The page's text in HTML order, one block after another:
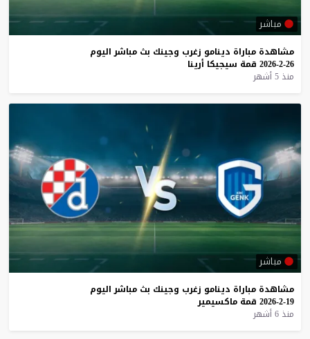
مباشر
مشاهدة مباراة دينامو زغرب وجينك بث مباشر اليوم
26-2-2026
قمة سيجيكا أرينا
منذ 5 أشهر
مباشر
مشاهدة مباراة دينامو زغرب وجينك بث مباشر اليوم
19-2-2026
قمة ماكسيمير
منذ 6 أشهر